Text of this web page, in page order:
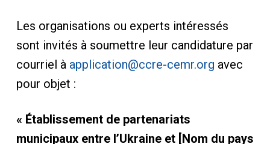
Les organisations ou experts intéressés
sont invités à soumettre leur candidature par
courriel à application@ccre-cemr.org avec
pour objet :
« Établissement de partenariats
municipaux entre l’Ukraine et [Nom du pays